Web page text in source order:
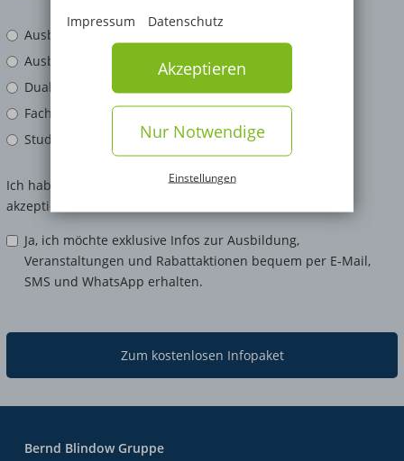
Impressum
Datenschutz
Akzeptieren
Nur Notwendige
Einstellungen
Ausbildung
Ausbildungsbegleitendes Studium
Duales Studium mit Praxispartner
Fachhochschulreife und Abitur
Studium und Berufsabschluss
Ich habe die Hinweise zumDatenschutz
akzeptiere diese.
Ja, ich möchte exklusive Infos zur Ausbildung,
Veranstaltungen und Rabattaktionen bequem per E-Mail,
SMS und WhatsApp erhalten.
Zum kostenlosen Infopaket
Bernd Blindow Gruppe